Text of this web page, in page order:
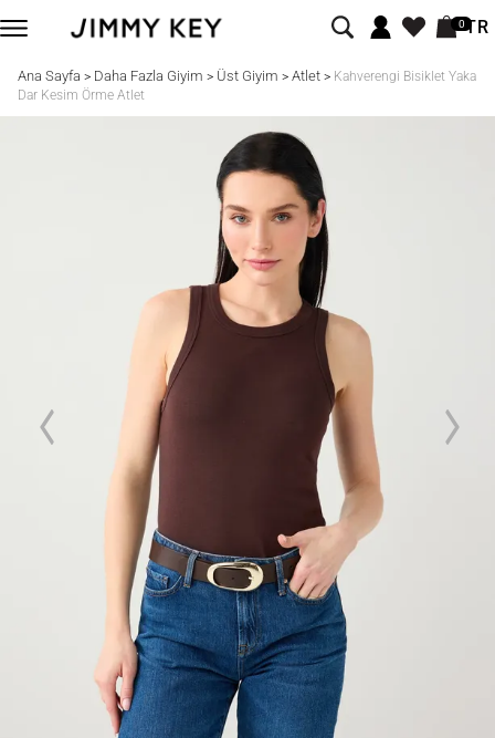
0TR
Ana Sayfa > Daha Fazla Giyim > Üst Giyim > Atlet> Kahverengi Bisiklet Yaka
Dar Kesim Örme Atlet